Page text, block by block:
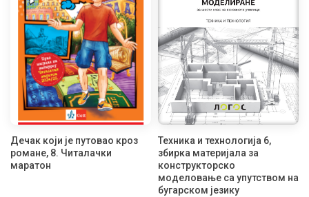
Дечак који је путовао кроз
романе, 8. Читалачки
маратон
Техника и технологија 6,
збирка материјала за
конструкторско
моделовање са упутством на
бугарском језику